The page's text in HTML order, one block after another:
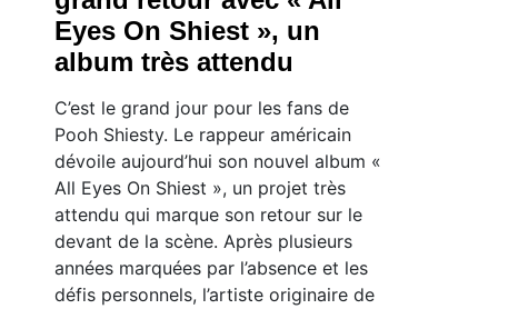
Eyes On Shiest », un
album très attendu
C’est le grand jour pour les fans de
Pooh Shiesty. Le rappeur américain
dévoile aujourd’hui son nouvel album «
All Eyes On Shiest », un projet très
attendu qui marque son retour sur le
devant de la scène. Après plusieurs
années marquées par l’absence et les
défis personnels, l’artiste originaire de